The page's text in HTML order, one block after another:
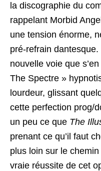
la discographie du
rappelant Morbid
une tension énorme,
pré-refrain
nouvelle voie que
The Spectre »
lourdeur, glissant
cette perfection prog/
un peu ce que The
prenant ce qu’il faut
plus loin sur le
vraie réussite de cet